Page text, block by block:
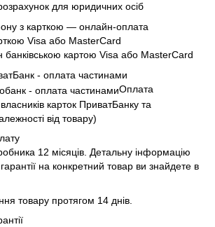
для юридичних осіб
картою Visa або MasterCard
Оплата
карток ПриватБанку та
від товару)
12 місяців. Детальну інформацію
на конкретний товар ви знайдете в
товару протягом 14 днів.